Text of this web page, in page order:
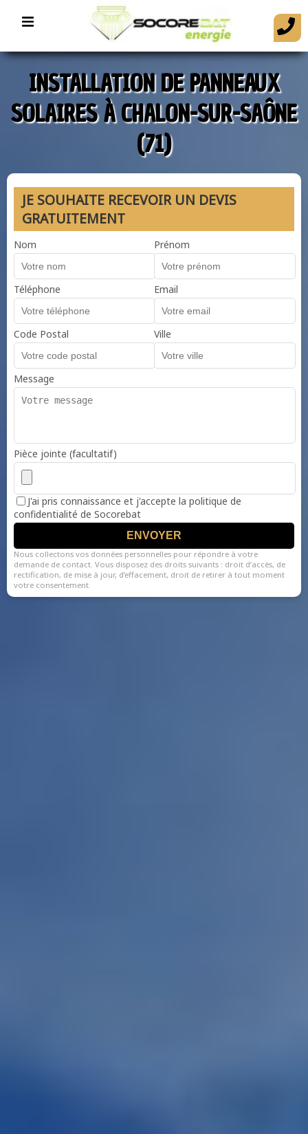
INSTALLATION DE PANNEAUX
SOLAIRES À CHALON-SUR-SAÔNE
(71)
JE SOUHAITE RECEVOIR UN DEVIS
GRATUITEMENT
Nom Prénom
Téléphone Email
Code Postal Ville
Message
Pièce jointe (facultatif)
J'ai pris connaissance et j'accepte la politique de
confidentialité de Socorebat
ENVOYER
Nous collectons vos données personnelles pour répondre à votre
demande de contact. Vous disposez des droits suivants : droit d’accès, de
rectification, de mise à jour, d’effacement, droit de retirer à tout moment
votre consentement.